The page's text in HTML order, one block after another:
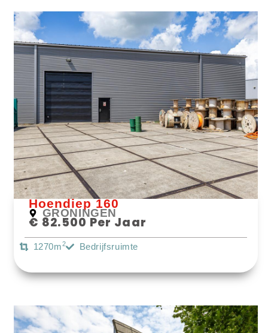
Bekijk Object
Hoendiep 160
GRONINGEN
€ 82.500 Per Jaar
1270m2 Bedrijfsruimte